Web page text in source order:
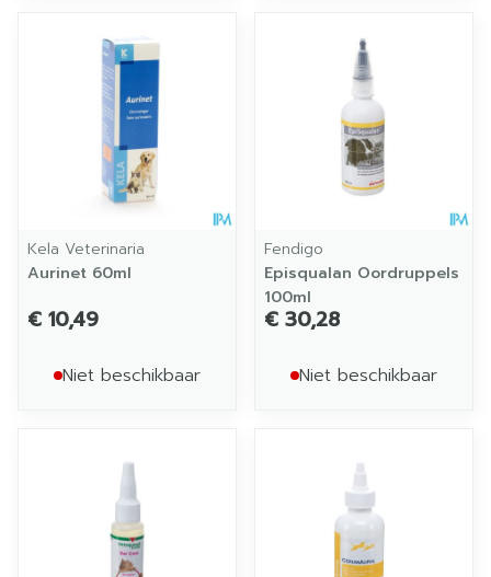
Kela Veterinaria
Aurinet 60ml
€ 10,49
Niet beschikbaar
Fendigo
Episqualan Oordruppels
100ml
€ 30,28
Niet beschikbaar